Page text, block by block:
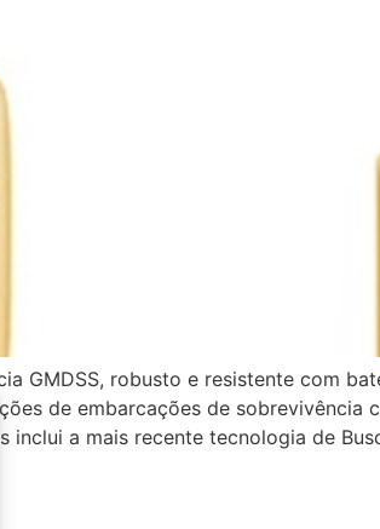
GMDSS, robusto e resistente com
de embarcações de sobrevivência
inclui a mais recente tecnologia de